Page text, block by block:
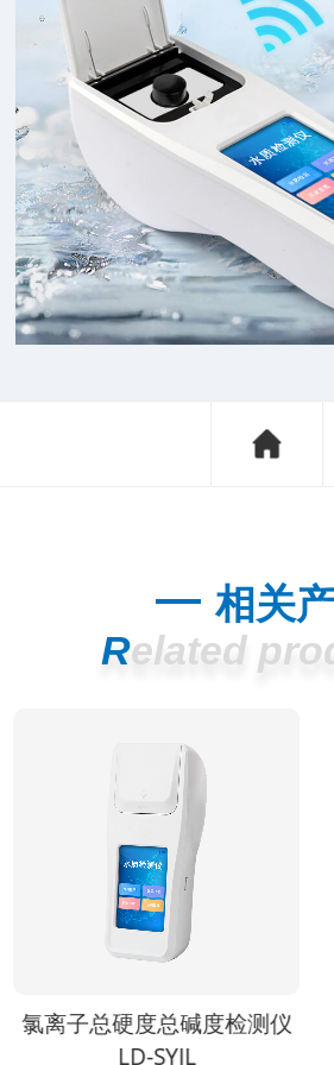
相关
Related
离子总硬度总碱度检测仪
LD-SYJL